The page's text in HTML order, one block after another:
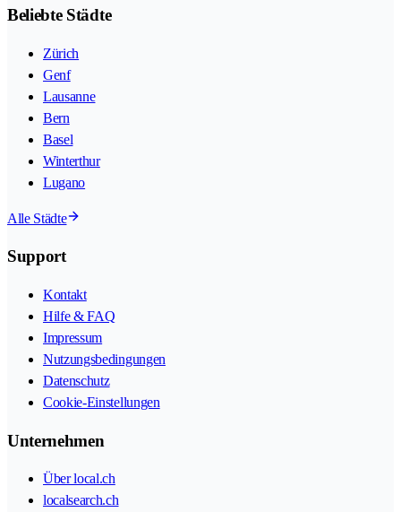
Beliebte Städte
Zürich
Genf
Lausanne
Bern
Basel
Winterthur
Lugano
Alle Städte
Support
Kontakt
Hilfe & FAQ
Impressum
Nutzungsbedingungen
Datenschutz
Cookie-Einstellungen
Unternehmen
Über local.ch
localsearch.ch